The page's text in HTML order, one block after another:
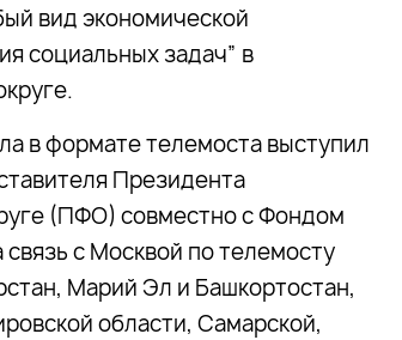
вид экономической
социальных задач” в
в формате телемоста выступил
Президента
(ПФО) совместно с Фондом
связь с Москвой по телемосту
Марий Эл и Башкортостан,
области, Самарской,